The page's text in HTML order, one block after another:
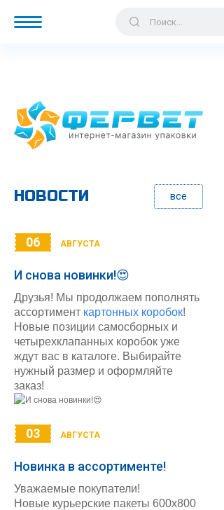
НОВОСТИ все
06 АВГУСТА
И снова новинки!😍
Друзья! Мы продолжаем пополнять
ассортимент картонных коробок!
Новые позиции самосборных и
четырехклапанных коробок уже
ждут вас в каталоге. Выбирайте
нужный размер и оформляйте
заказ!
03 АВГУСТА
Новинка в ассортименте!
Уважаемые покупатели!
Новые курьерские пакеты 600х800